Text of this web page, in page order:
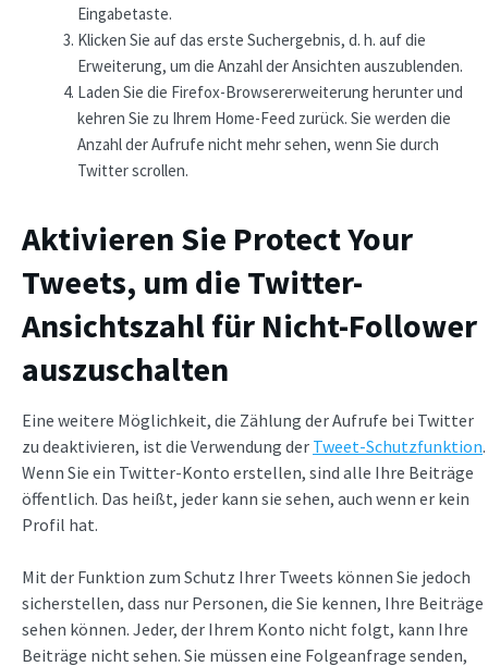
Eingabetaste.
Klicken Sie auf das erste Suchergebnis, d. h. auf die
Erweiterung, um die Anzahl der Ansichten auszublenden.
Laden Sie die Firefox-Browsererweiterung herunter und
kehren Sie zu Ihrem Home-Feed zurück. Sie werden die
Anzahl der Aufrufe nicht mehr sehen, wenn Sie durch
Twitter scrollen.
Aktivieren Sie Protect Your
Tweets, um die Twitter-
Ansichtszahl für Nicht-Follower
auszuschalten
Eine weitere Möglichkeit, die Zählung der Aufrufe bei Twitter
zu deaktivieren, ist die Verwendung der Tweet-Schutzfunktion.
Wenn Sie ein Twitter-Konto erstellen, sind alle Ihre Beiträge
öffentlich. Das heißt, jeder kann sie sehen, auch wenn er kein
Profil hat.
Mit der Funktion zum Schutz Ihrer Tweets können Sie jedoch
sicherstellen, dass nur Personen, die Sie kennen, Ihre Beiträge
sehen können. Jeder, der Ihrem Konto nicht folgt, kann Ihre
Beiträge nicht sehen. Sie müssen eine Folgeanfrage senden,